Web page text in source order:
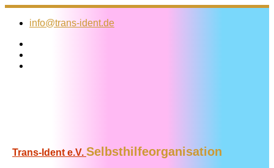
Zum
Inhalt
info@trans-ident.de
Trans-Ident e.V. Selbsthilfeorganisation